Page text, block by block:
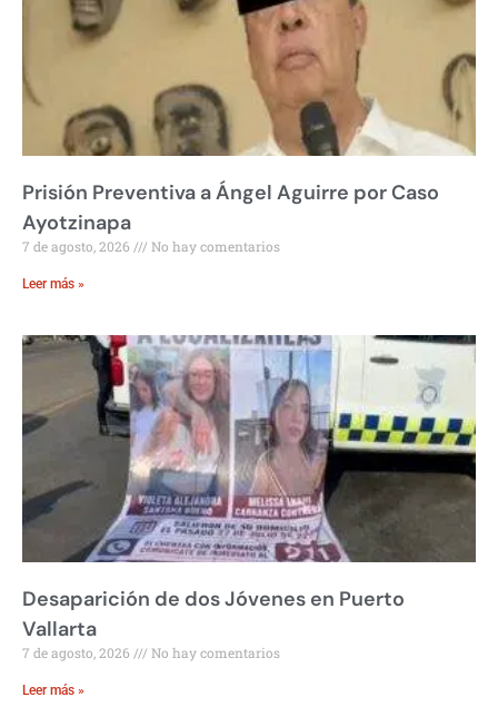
Prisión Preventiva a Ángel Aguirre por Caso
Ayotzinapa
7 de agosto, 2026 No hay comentarios
Leer más »
Desaparición de dos Jóvenes en Puerto
Vallarta
7 de agosto, 2026 No hay comentarios
Leer más »